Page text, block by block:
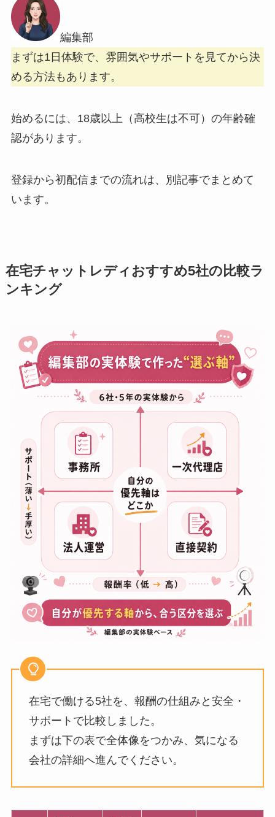
編集部
まずは1日体験で、雰囲気やサポートを見てから決
める方法もあります。
始めるには、18歳以上（高校生は不可）の年齢確
認があります。
登録から初配信までの流れは、別記事でまとめて
います。
在宅チャットレディおすすめ5社の比較ラ
ンキング
在宅で働ける5社を、報酬の仕組みと安全・
サポートで比較しました。
まずは下の表で全体像をつかみ、気になる
会社の詳細へ進んでください。